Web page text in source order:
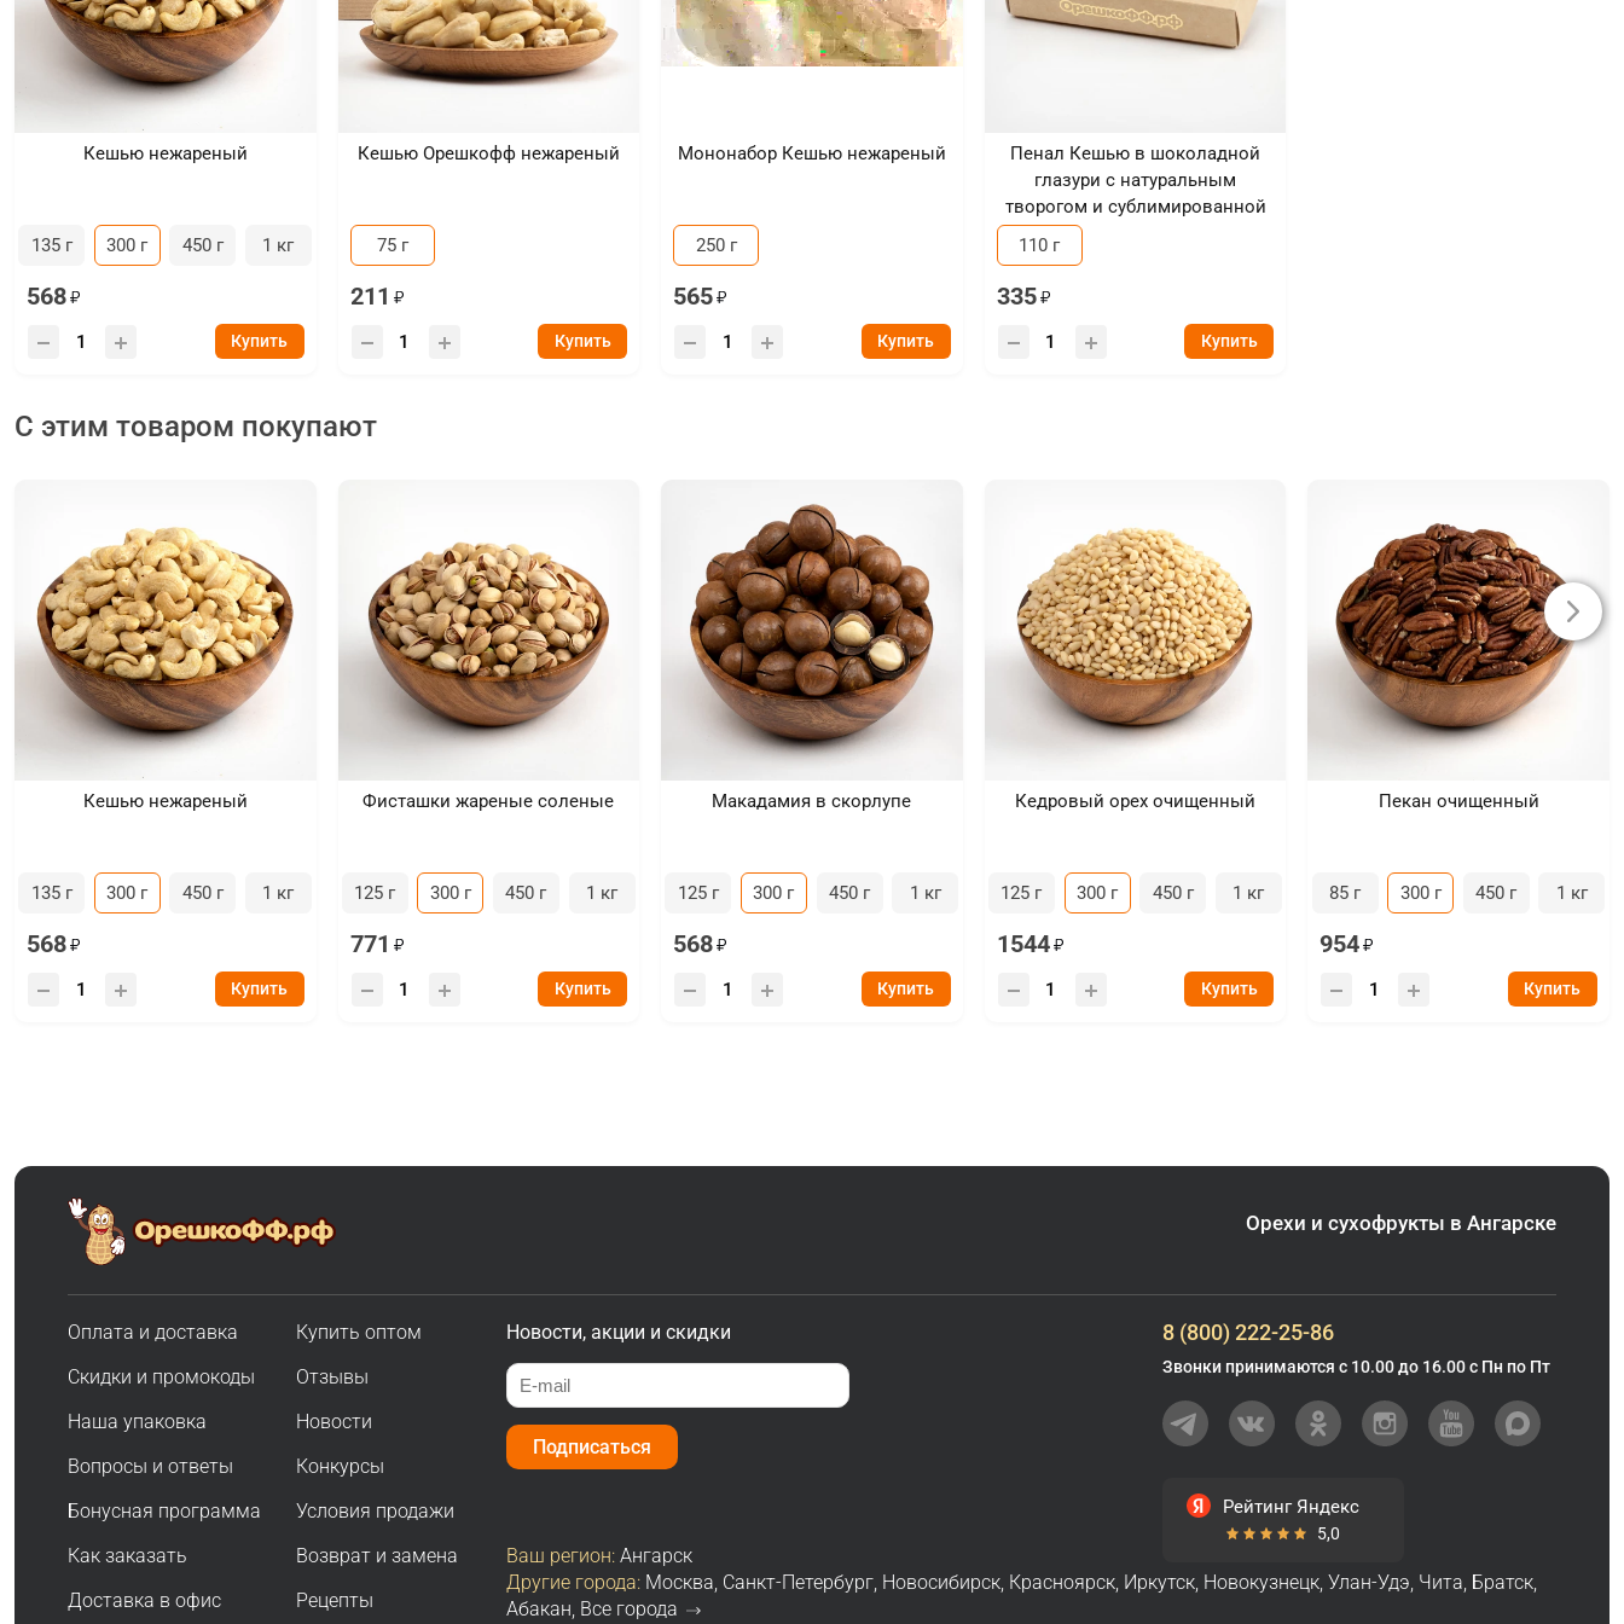
Кешью нежареный
135 г 300 г 450 г 1 кг
568
Купить
Кешью Орешкофф нежареный
75 г
211
Купить
Мононабор Кешью нежареный
250 г
565
Купить
Пенал Кешью в шоколадной
глазури с натуральным
творогом и сублимированной
110 г
335
Купить
С этим товаром покупают
Кешью нежареный
135 г 300 г 450 г 1 кг
568
Купить
Фисташки жареные соленые
125 г 300 г 450 г 1 кг
771
Купить
Макадамия в скорлупе
125 г 300 г 450 г 1 кг
568
Купить
Кедровый орех очищенный
125 г 300 г 450 г 1 кг
1544
Купить
Пекан очищенный
85 г 300 г 450 г 1 кг
954
Купить
Орехи и сухофрукты в Ангарске
Оплата и доставка
Скидки и промокоды
Наша упаковка
Вопросы и ответы
Бонусная программа
Как заказать
Доставка в офис
Купить оптом
Отзывы
Новости
Конкурсы
Условия продажи
Возврат и замена
Рецепты
Новости, акции и скидки
Подписаться
8 (800) 222-25-86
Звонки принимаются с 10.00 до 16.00 с Пн по Пт
Рейтинг Яндекс
5,0
Ваш регион: Ангарск
Другие города: Москва, Санкт-Петербург, Новосибирск, Красноярск, Иркутск, Новокузнецк, Улан-Удэ, Чита, Братск,
Абакан, Все города